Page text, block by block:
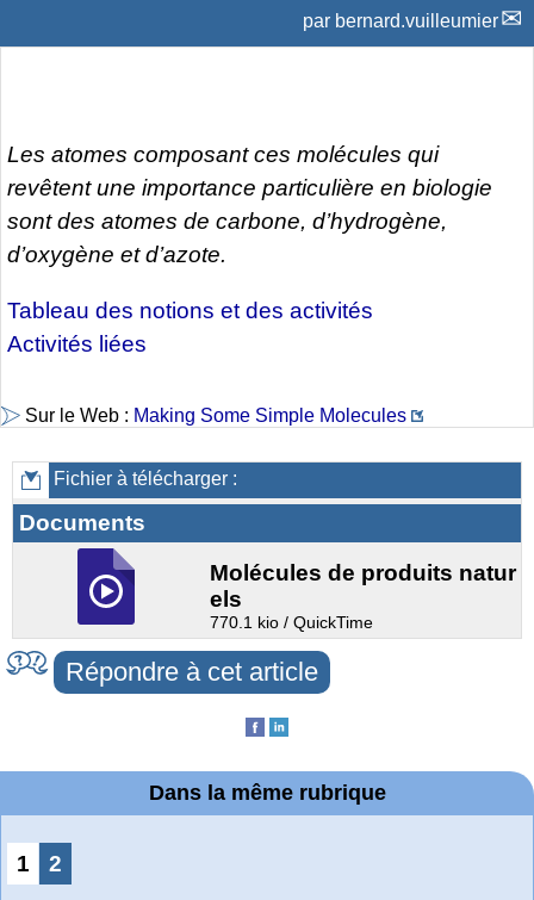
par bernard.vuilleumier
Les atomes composant ces molécules qui
revêtent une importance particulière en biologie
sont des atomes de carbone, d’hydrogène,
d’oxygène et d’azote.
Tableau des notions et des activités
Activités liées
Sur le Web : Making Some Simple Molecules
Fichier à télécharger :
Documents
Molécules de produits natur
els
770.1 kio / QuickTime
Répondre à cet article
Dans la même rubrique
1 2